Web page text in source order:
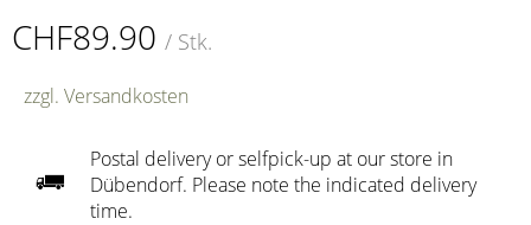
CHF89.90 / Stk.
zzgl. Versandkosten
Postal delivery or selfpick-up at our store in
Dübendorf. Please note the indicated delivery
time.